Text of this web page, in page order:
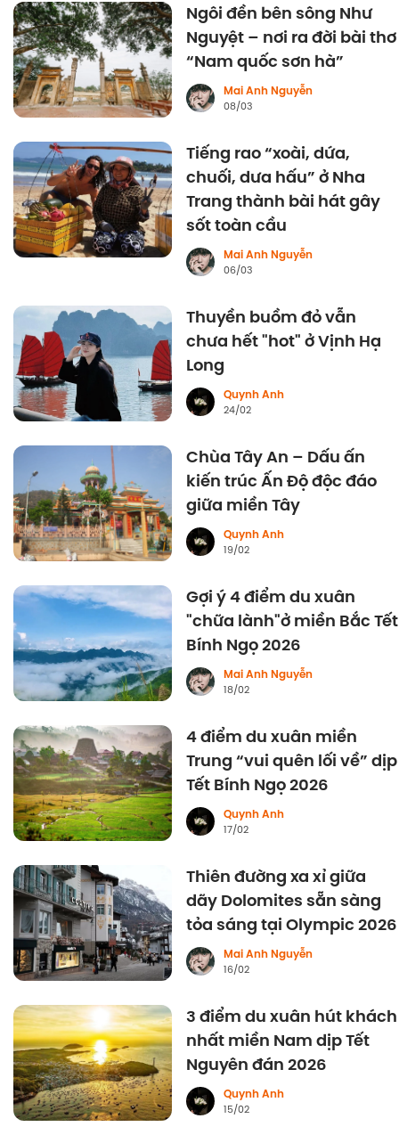
Ngôi đền bên sông Như
Nguyệt – nơi ra đời bài thơ
“Nam quốc sơn hà”
Mai Anh Nguyễn
08/03
Tiếng rao “xoài, dứa,
chuối, dưa hấu” ở Nha
Trang thành bài hát gây
sốt toàn cầu
Mai Anh Nguyễn
06/03
Thuyền buồm đỏ vẫn
chưa hết "hot" ở Vịnh Hạ
Long
Quynh Anh
24/02
Chùa Tây An – Dấu ấn
kiến trúc Ấn Độ độc đáo
giữa miền Tây
Quynh Anh
19/02
Gợi ý 4 điểm du xuân
"chữa lành"ở miền Bắc Tết
Bính Ngọ 2026
Mai Anh Nguyễn
18/02
4 điểm du xuân miền
Trung “vui quên lối về” dịp
Tết Bính Ngọ 2026
Quynh Anh
17/02
Thiên đường xa xỉ giữa
dãy Dolomites sẵn sàng
tỏa sáng tại Olympic 2026
Mai Anh Nguyễn
16/02
3 điểm du xuân hút khách
nhất miền Nam dịp Tết
Nguyên đán 2026
Quynh Anh
15/02